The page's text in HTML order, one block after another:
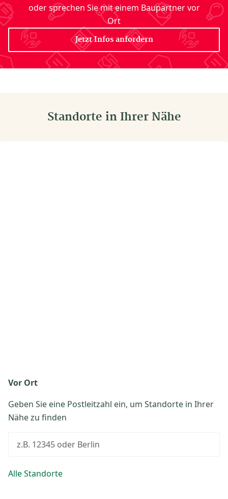
oder sprechen Sie mit einem Baupartner vor
Ort
Jetzt Infos anfordern
Standorte in Ihrer Nähe
Vor Ort
Geben Sie eine Postleitzahl ein, um Standorte in Ihrer
Nähe zu finden
z.B. 12345 oder Berlin
Alle Standorte